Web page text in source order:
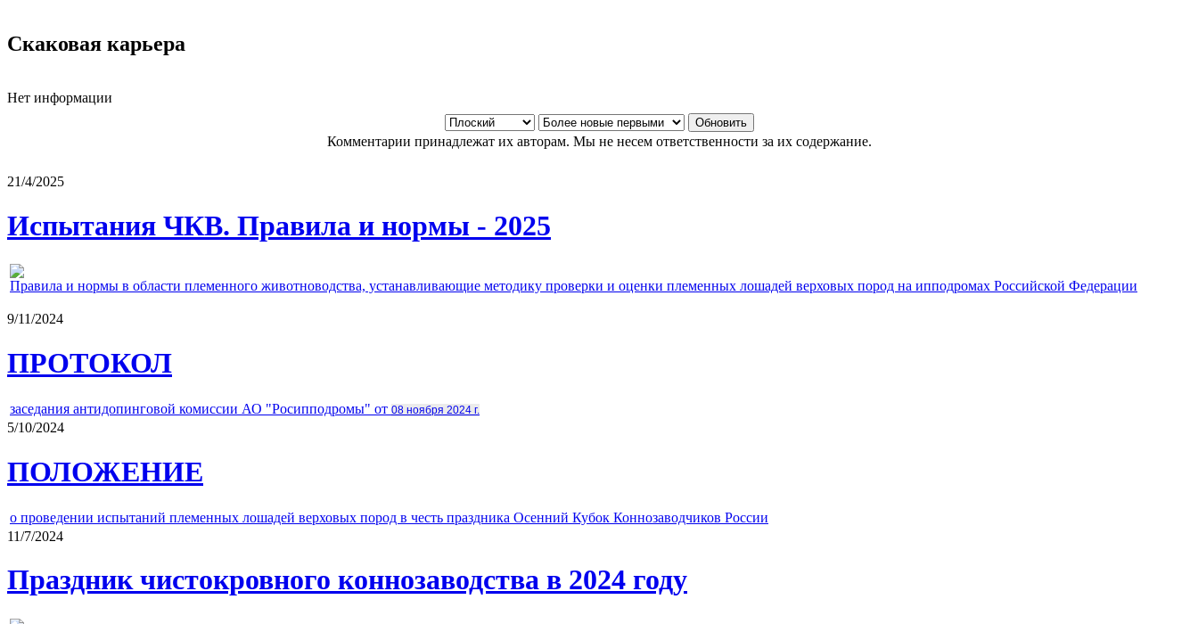
Скаковая карьера
Нет информации
Комментарии принадлежат их авторам. Мы не несем ответственности за их содержание.
21/4/2025
Испытания ЧКВ. Правила и нормы - 2025
Правила и нормы в области племенного животноводства, устанавливающие методику проверки и оценки племенных лошадей верховых пород на ипподромах Российской Федерации
9/11/2024
ПРОТОКОЛ
заседания антидопинговой комиссии АО "Росипподромы" от 08 ноября 2024 г.
5/10/2024
ПОЛОЖЕНИЕ
о проведении испытаний племенных лошадей верховых пород в честь праздника Осенний Кубок Коннозаводчиков России
11/7/2024
Праздник чистокровного коннозаводства в 2024 году